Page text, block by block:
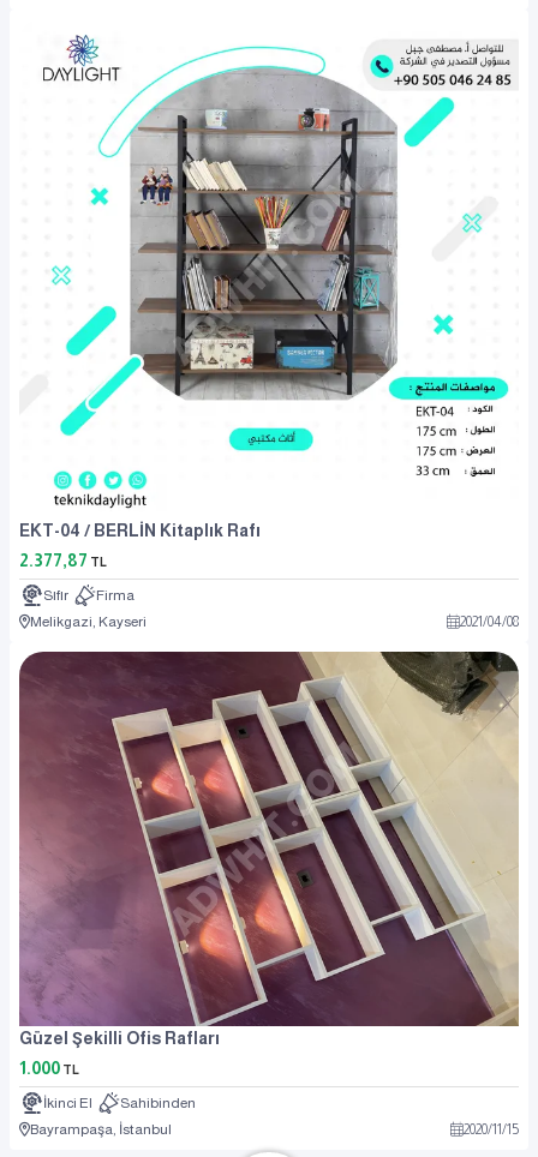
EKT-04 / BERLİN Kitaplık Rafı
2.377,87 TL
Sıfır
Firma
Melikgazi, Kayseri
2021/04/08
Güzel Şekilli Ofis Rafları
1.000 TL
İkinci El
Sahibinden
Bayrampaşa, İstanbul
2020/11/15